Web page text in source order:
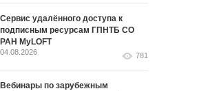
Сервис удалённого доступа к
подписным ресурсам ГПНТБ СО
РАН MyLOFT
04.08.2026 781
Вебинары по зарубежным